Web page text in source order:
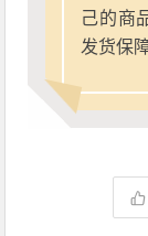
己的商
发货保障